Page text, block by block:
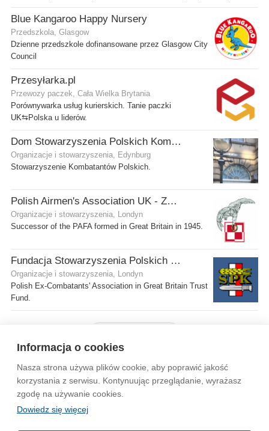
Informacja o cookies
Nasza strona używa plików cookie, aby poprawić jakość
korzystania z serwisu. Kontynuując przeglądanie, wyrażasz
zgodę na używanie cookies.
Dowiedz się więcej
Blue Kangaroo Happy Nursery
Przedszkola, Glasgow
Dzienne przedszkole dofinansowane przez Glasgow City
Council
Przesyłarka.pl
Przewozy paczek, Cała Wielka Brytania
Porównywarka usług kurierskich. Tanie paczki
UK⇆Polska u liderów.
Dom Stowarzyszenia Polskich Kombatantów (SPK) w Edynburgu
Organizacje i stowarzyszenia, Edynburg
Stowarzyszenie Kombatantów Polskich.
Polish Airmen's Association UK - Związek Lotników Polskich WB
Organizacje i stowarzyszenia, Londyn
Successor of the PAFA formed in Great Britain in 1945.
Fundacja Stowarzyszenia Polskich Kombatantów w Wielkiej Brytanii
Organizacje i stowarzyszenia, Londyn
Polish Ex-Combatants' Association in Great Britain Trust
Fund.
Wytyczne dla społeczności Regulamin Prywatność
Reklama Kontakt